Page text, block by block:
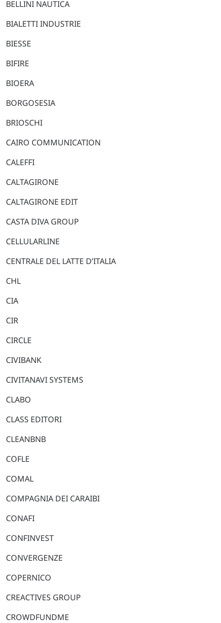
BELLINI NAUTICA
BIALETTI INDUSTRIE
BIESSE
BIFIRE
BIOERA
BORGOSESIA
BRIOSCHI
CAIRO COMMUNICATION
CALEFFI
CALTAGIRONE
CALTAGIRONE EDIT
CASTA DIVA GROUP
CELLULARLINE
CENTRALE DEL LATTE D’ITALIA
CHL
CIA
CIR
CIRCLE
CIVIBANK
CIVITANAVI SYSTEMS
CLABO
CLASS EDITORI
CLEANBNB
COFLE
COMAL
COMPAGNIA DEI CARAIBI
CONAFI
CONFINVEST
CONVERGENZE
COPERNICO
CREACTIVES GROUP
CROWDFUNDME